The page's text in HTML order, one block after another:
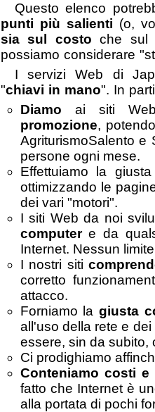
Questo elenco
punti più salienti (o,
sia sul costo che sul
possiamo considerare
I servizi Web di
"chiavi in mano". In
Diamo ai siti
promozione,
AgriturismoSalento e
persone ogni mese.
Effettuiamo la
ottimizzando le
dei vari "motori".
I siti Web da noi
computere da
Internet. Nessun
I nostri siti
corretto
attacco.
Forniamo lagiusta
all'uso della rete e
essere, sin da subito,
Ci prodighiamo
Conteniamo costi
fatto che Internet è
alla portata di pochi